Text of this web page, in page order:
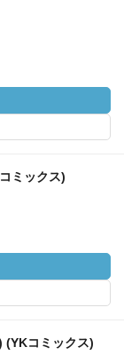
ミックス)
(YKコミックス)